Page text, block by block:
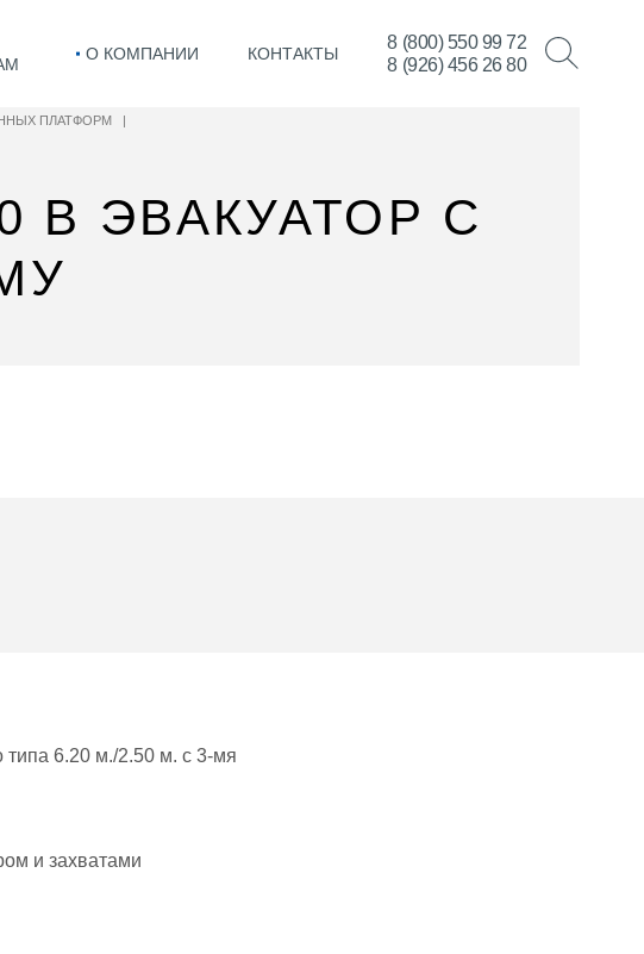
О КОМПАНИИ КОНТАКТЫ
8 (800) 550 99 72
8 (926) 456 26 80
ПЛАТФОРМ
|
В ЭВАКУАТОР С
типа 6.20 м./2.50 м. с 3-мя
и захватами